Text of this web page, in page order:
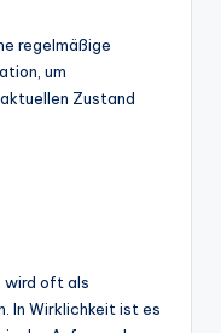
regelmäßige
um
Zustand
wird oft als
In Wirklichkeit ist es